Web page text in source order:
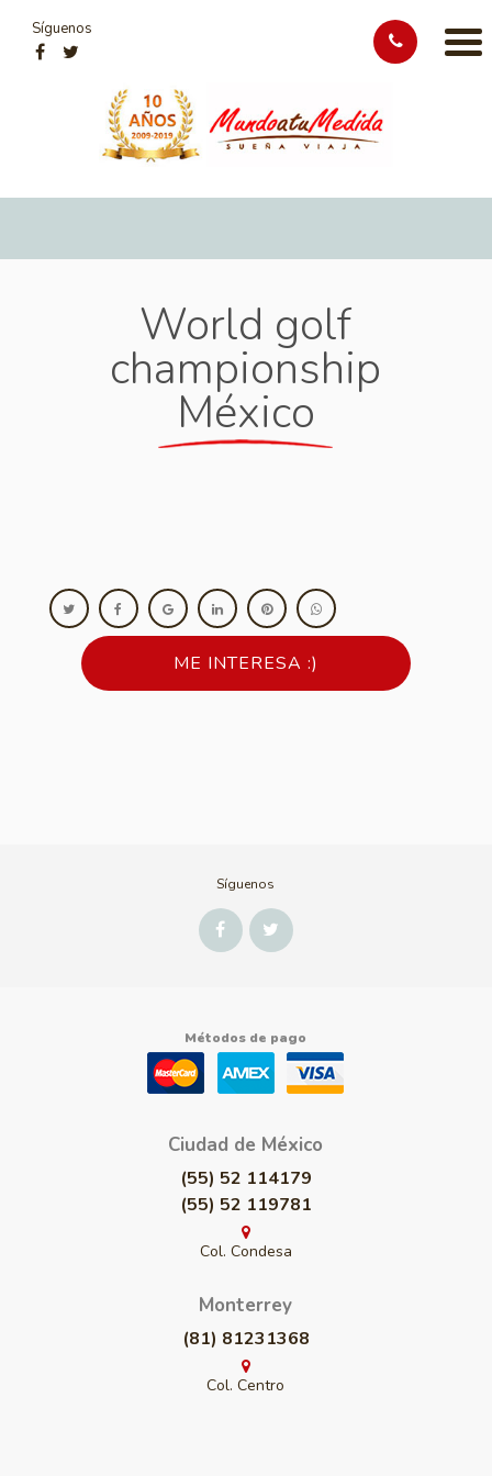
Síguenos
World golf
championship
México
ME INTERESA :)
Síguenos
Métodos de pago
Ciudad de México
(55) 52 114179
(55) 52 119781
Col. Condesa
Monterrey
(81) 81231368
Col. Centro